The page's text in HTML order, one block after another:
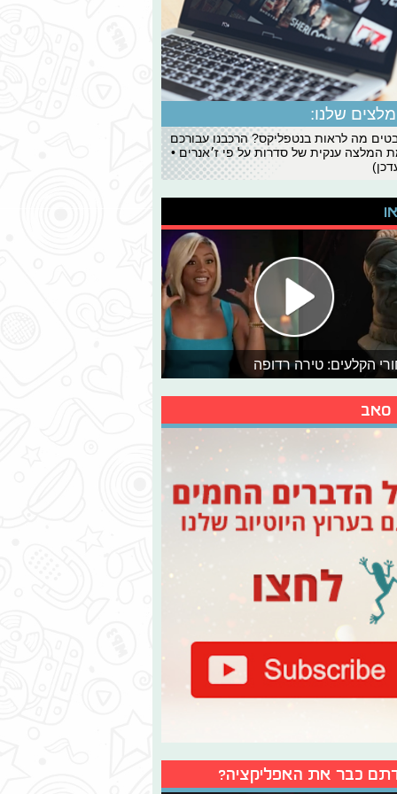
שלנו:
מה לראות בנטפליקס? הרכבנו עבורכם
המלצה ענקית של סדרות על פי ז׳אנרים •
הקלעים: טירה רדופה
סאב
כבר את האפליקציה?